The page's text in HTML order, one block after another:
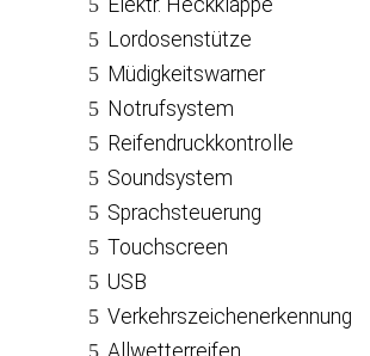
Elektr. Heckklappe
Lordosenstütze
Müdigkeitswarner
Notrufsystem
Reifendruckkontrolle
Soundsystem
Sprachsteuerung
Touchscreen
USB
Verkehrszeichenerkennung